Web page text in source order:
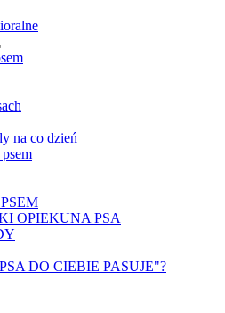
na co dzień
OPIEKUNA PSA
DO CIEBIE PASUJE"?